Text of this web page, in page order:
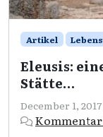
Artikel
Eleusis:
Stätte…
December 1, 2017